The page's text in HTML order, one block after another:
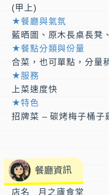
(甲上)
★餐廳與氣氛
藍晒圖、原木長桌長凳
★餐點分類與份量
合菜，也可單點，分量
★服務
上菜速度快
★特色
招牌菜 – 碳烤梅子桶子
餐廳資訊
店名 月之廬食堂